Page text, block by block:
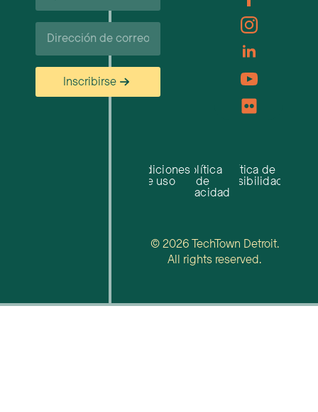
Correo
electrónico
Inscribirse
Condiciones
de uso
Política
de
privacidad
Política de
accesibilidad
© 2026 TechTown Detroit.
All rights reserved.